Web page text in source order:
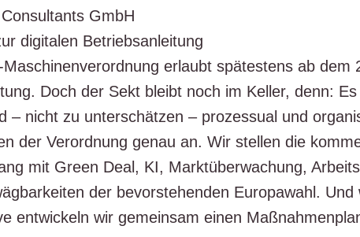
GmbH
digi­ta­len Betriebs­an­lei­tung
Maschi­nen­ver­ord­nung erlaubt spä­tes­tens ab dem
Doch der Sekt bleibt noch im Kel­ler, denn:
– nicht zu unter­schät­zen – pro­zes­su­al und
der Ver­ord­nung genau an. Wir stel­len die
mit Green Deal, KI, Markt­über­wa­chung,
der bevor­ste­hen­den Euro­pa­wahl.
ent­wi­ckeln wir gemein­sam einen